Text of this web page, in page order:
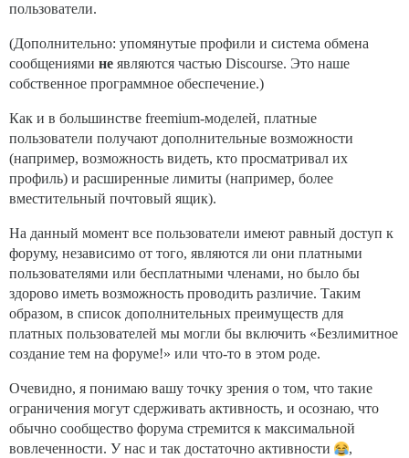
пользователи.
(Дополнительно: упомянутые профили и система обмена
сообщениями не являются частью Discourse. Это наше
собственное программное обеспечение.)
Как и в большинстве freemium-моделей, платные
пользователи получают дополнительные возможности
(например, возможность видеть, кто просматривал их
профиль) и расширенные лимиты (например, более
вместительный почтовый ящик).
На данный момент все пользователи имеют равный доступ к
форуму, независимо от того, являются ли они платными
пользователями или бесплатными членами, но было бы
здорово иметь возможность проводить различие. Таким
образом, в список дополнительных преимуществ для
платных пользователей мы могли бы включить «Безлимитное
создание тем на форуме!» или что-то в этом роде.
Очевидно, я понимаю вашу точку зрения о том, что такие
ограничения могут сдерживать активность, и осознаю, что
обычно сообщество форума стремится к максимальной
вовлеченности. У нас и так достаточно активности
,